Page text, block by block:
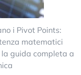
i Pivot Points:
matematici
guida completa a